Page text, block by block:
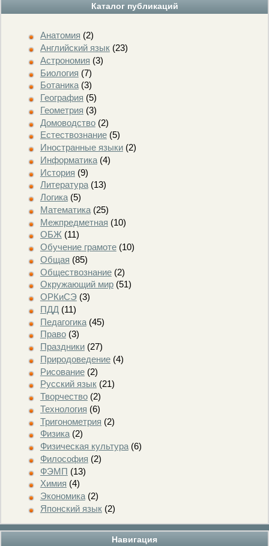
Каталог публикаций
Анатомия (2)
Английский язык(23)
Астрономия (3)
Биология (7)
Ботаника(3)
География (5)
Геометрия (3)
Домоводство(2)
Естествознание(5)
Иностранные языки(2)
Информатика(4)
История (9)
Литература(13)
Логика(5)
Математика(25)
Межпредметная (10)
ОБЖ (11)
Обучение грамоте(10)
Общая (85)
Обществознание(2)
Окружающий мир(51)
ОРКиСЭ(3)
ПДД (11)
Педагогика(45)
Право(3)
Праздники(27)
Природоведение(4)
Рисование(2)
Русский язык(21)
Творчество(2)
Технология (6)
Тригонометрия (2)
Физика(2)
Физическая культура(6)
Философия (2)
ФЭМП (13)
Химия (4)
Экономика(2)
Японский язык(2)
Навигация